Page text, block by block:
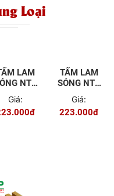
Loại
LAM
NTA
60166
Giá: